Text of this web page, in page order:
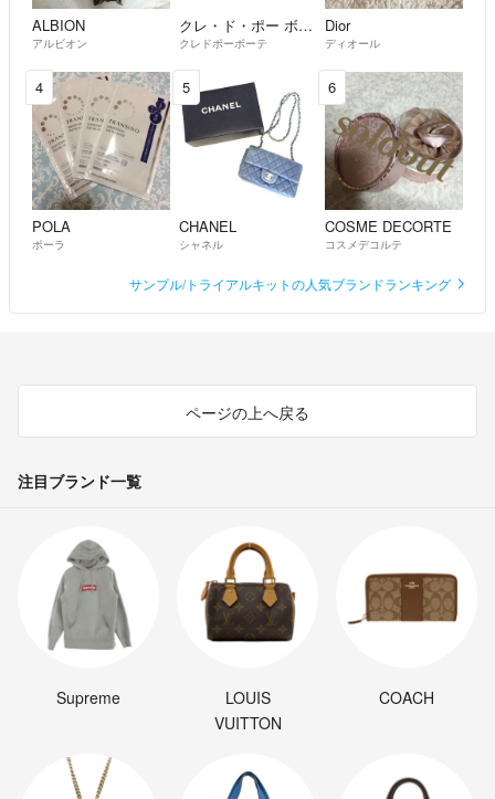
ALBION
アルビオン
クレ・ド・ポー ボーテ
クレドポーボーテ
Dior
ディオール
4
POLA
ポーラ
5
CHANEL
シャネル
6
COSME DECORTE
コスメデコルテ
サンプル/トライアルキットの人気ブランドランキング
ページの上へ戻る
注目ブランド一覧
Supreme
LOUIS
VUITTON
COACH